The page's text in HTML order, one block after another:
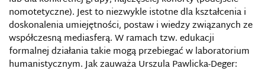
nomotetyczne). Jest to niezwykle istotne dla kształcenia i
doskonalenia umiejętności, postaw i wiedzy związanych ze
współczesną mediasferą. W ramach tzw. edukacji
formalnej działania takie mogą przebiegać w laboratorium
humanistycznym. Jak zauważa Urszula Pawlicka-Deger: